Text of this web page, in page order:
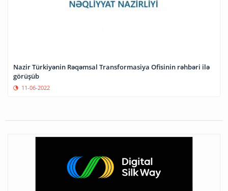
Nazir Türkiyənin Rəqəmsal Transformasiya Ofisinin rəhbəri ilə
görüşüb
11-06-2022